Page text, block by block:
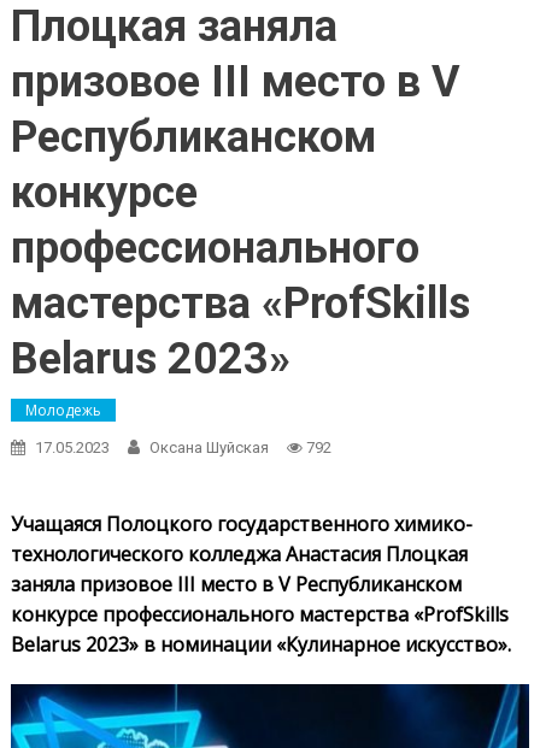
Плоцкая заняла
призовое III место в V
Республиканском
конкурсе
профессионального
мастерства «ProfSkills
Belarus 2023»
Молодежь
17.05.2023 Оксана Шуйская 792
Учащаяся Полоцкого государственного химико-
технологического колледжа Анастасия Плоцкая
заняла призовое III место в V Республиканском
конкурсе профессионального мастерства «ProfSkills
Belarus 2023» в номинации «Кулинарное искусство».